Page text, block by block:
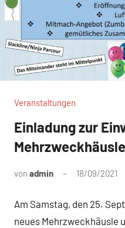
Veranstaltungen
Einladung zur
von admin 18/09/2021
Am Samstag, den 25.
neues Mehrzweckhäusle